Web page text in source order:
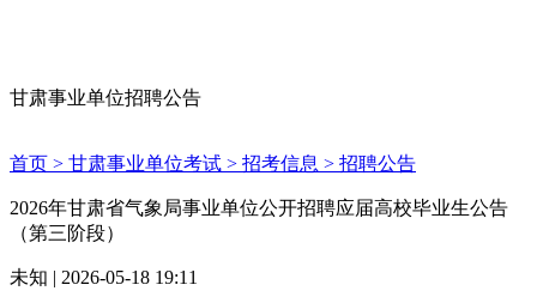
甘肃事业单位招聘公告
首页 > 甘肃事业单位考试 > 招考信息 > 招聘公告
2026年甘肃省气象局事业单位公开招聘应届高校毕业生公告
（第三阶段）
未知 | 2026-05-18 19:11